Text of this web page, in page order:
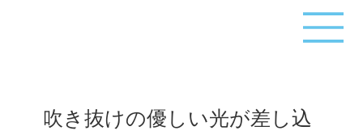
吹き抜けの優しい光が差し込